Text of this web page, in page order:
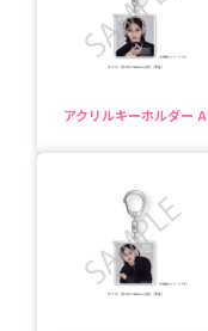
アクリルキーホルダー A